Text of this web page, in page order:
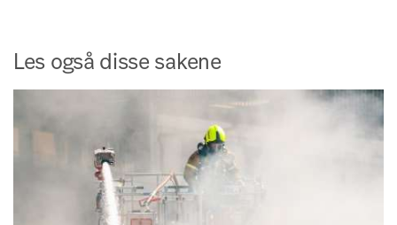
Les også disse sakene